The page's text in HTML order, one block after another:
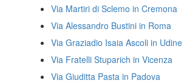
Via Martiri di Sclemo in Cremona
Via Alessandro Bustini in Roma
Via Graziadio Isaia Ascoli in Udine
Via Fratelli Stuparich in Vicenza
Via Giuditta Pasta in Padova